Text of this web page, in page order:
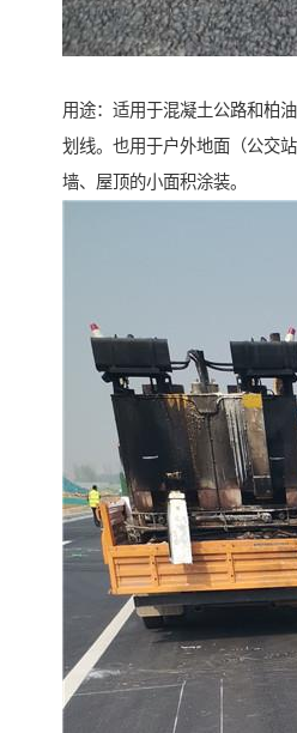
用途：适用于混凝土公路和柏
划线。也用于户外地面（公交
墙、屋顶的小面积涂装。